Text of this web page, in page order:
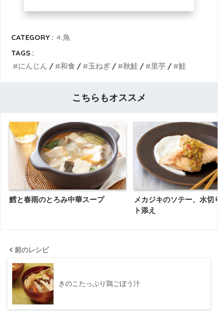
CATEGORY : 4.魚
TAGS :
にんじん
和食 玉ねぎ 秋鮭 里芋 鮭
こちらもオススメ
鱈と春雨のとろみ中華スープ
メカジキのソテー、水切
ト添え
前のレシピ
きのこたっぷり鶏ごぼう汁